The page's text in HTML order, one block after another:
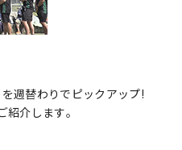
週替わりでピックアップ!
紹介します｡